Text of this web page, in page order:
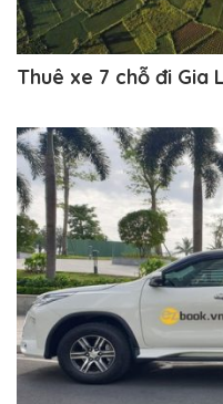
Thuê xe 7 chỗ đi Gia